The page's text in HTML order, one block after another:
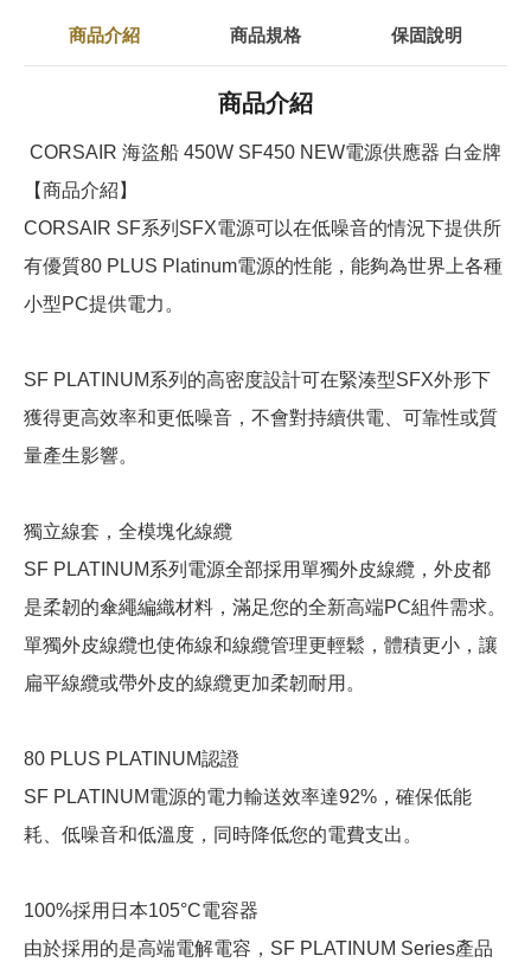
商品介紹 商品規格 保固說明
商品介紹
CORSAIR 海盜船 450W SF450 NEW電源供應器 白金牌
【商品介紹】
CORSAIR SF系列SFX電源可以在低噪音的情況下提供所
有優質80 PLUS Platinum電源的性能，能夠為世界上各種
小型PC提供電力。
SF PLATINUM系列的高密度設計可在緊湊型SFX外形下
獲得更高效率和更低噪音，不會對持續供電、可靠性或質
量產生影響。
獨立線套，全模塊化線纜
SF PLATINUM系列電源全部採用單獨外皮線纜，外皮都
是柔韌的傘繩編織材料，滿足您的全新高端PC組件需求。
單獨外皮線纜也使佈線和線纜管理更輕鬆，體積更小，讓
扁平線纜或帶外皮的線纜更加柔韌耐用。
80 PLUS PLATINUM認證
SF PLATINUM電源的電力輸送效率達92%，確保低能
耗、低噪音和低溫度，同時降低您的電費支出。
100%採用日本105°C電容器
由於採用的是高端電解電容，SF PLATINUM Series產品